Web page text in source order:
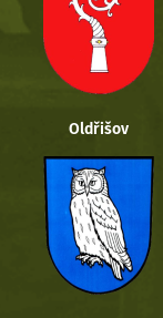
Oldřišov